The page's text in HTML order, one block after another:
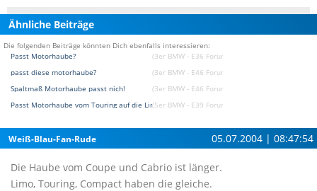
Ähnliche Beiträge
Die folgenden Beiträge könnten Dich ebenfalls interessieren:
Passt Motorhaube?
(3er BMW - E36 Forum)
passt diese motorhaube?
(3er BMW - E46 Forum)
Spaltmaß Motorhaube passt nich!
(3er BMW - E46 Forum)
Passt Motorhaube vom Touring auf die Limo?(5er BMW - E39 Forum)
Weiß-Blau-Fan-Rude 05.07.2004 | 08:47:54
Die Haube vom Coupe und Cabrio ist länger.
Limo, Touring, Compact haben die gleiche.